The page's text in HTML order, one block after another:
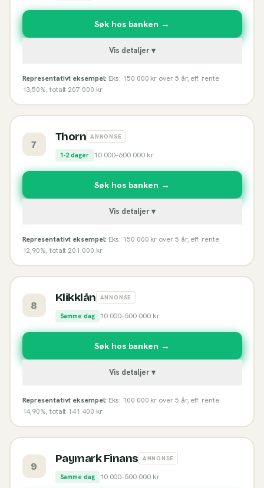
Søk hos banken →
Vis detaljer ▾
Representativt eksempel: Eks: 150 000 kr over 5 år, eff. rente
13,50%, totalt 207 000 kr
7
Thorn ANNONSE
1-2 dager 10 000–600 000kr
Søk hos banken →
Vis detaljer ▾
Representativt eksempel: Eks: 150 000 kr over 5 år, eff. rente
12,90%, totalt 201 000 kr
8
Klikklån ANNONSE
Samme dag 10 000–500 000kr
Søk hos banken →
Vis detaljer ▾
Representativt eksempel: Eks: 100 000 kr over 5 år, eff. rente
14,90%, totalt 141 400 kr
9
Paymark Finans ANNONSE
Samme dag 10 000–500 000kr